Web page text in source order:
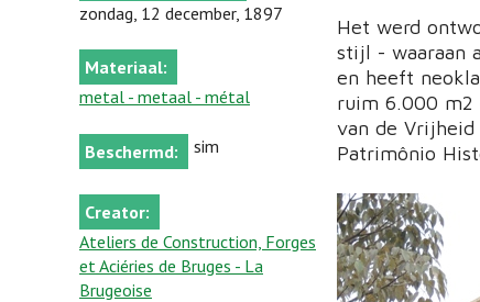
zondag, 12 december, 1897
Materiaal:
metal - metaal - métal
Beschermd: sim
Creator:
Ateliers de Construction, Forges
et Aciéries de Bruges - La
Brugeoise
Het werd
stijl - waaraan
en heeft
ruim 6.000 m2
van de
Patrimônio